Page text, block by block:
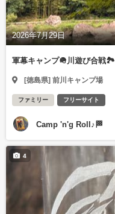
2026年7月29日
軍幕キャンプ🪖川遊び合戦🏞️
[徳島県] 前川キャンプ場
ファミリー フリーサイト
Camp 'n'g Roll♪🏁
4